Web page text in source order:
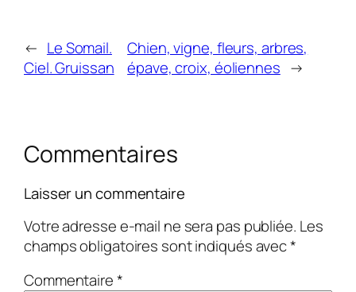
← Le Somail.
Ciel. Gruissan
Chien, vigne, fleurs, arbres,
épave, croix, éoliennes →
Commentaires
Laisser un commentaire
Votre adresse e-mail ne sera pas publiée. Les
champs obligatoires sont indiqués avec*
Commentaire*